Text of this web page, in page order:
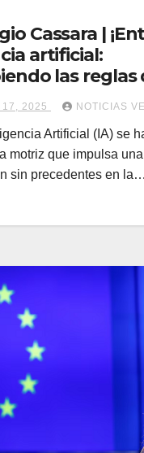
Cassara |
artificial:
las reglas
los seguros!
17, 2025 NOTICIAS
Artificial (IA) se
motriz que impulsa una
sin precedentes en la…